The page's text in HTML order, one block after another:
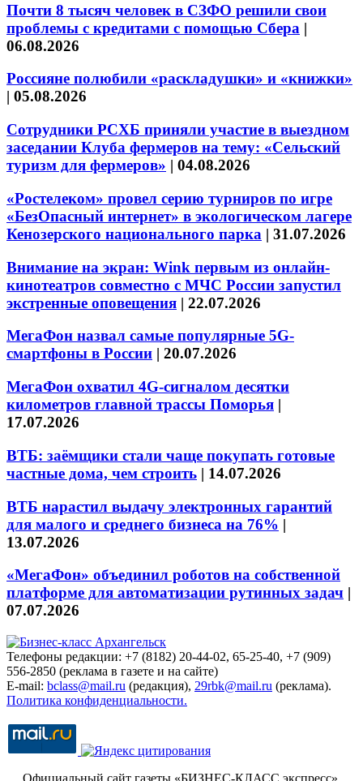
Почти 8 тысяч человек в СЗФО решили свои
проблемы с кредитами с помощью Сбера |
06.08.2026
Россияне полюбили «раскладушки» и «книжки»
| 05.08.2026
Сотрудники РСХБ приняли участие в выездном
заседании Клуба фермеров на тему: «Сельский
туризм для фермеров» | 04.08.2026
«Ростелеком» провел серию турниров по игре
«БезОпасный интернет» в экологическом лагере
Кенозерского национального парка | 31.07.2026
Внимание на экран: Wink первым из онлайн-
кинотеатров совместно с МЧС России запустил
экстренные оповещения | 22.07.2026
МегаФон назвал самые популярные 5G-
смартфоны в России | 20.07.2026
МегаФон охватил 4G-сигналом десятки
километров главной трассы Поморья |
17.07.2026
ВТБ: заёмщики стали чаще покупать готовые
частные дома, чем строить | 14.07.2026
ВТБ нарастил выдачу электронных гарантий
для малого и среднего бизнеса на 76% |
13.07.2026
«МегаФон» объединил роботов на собственной
платформе для автоматизации рутинных задач |
07.07.2026
Телефоны редакции: +7 (8182) 20-44-02, 65-25-40, +7 (909)
556-2850 (реклама в газете и на сайте)
E-mail: bclass@mail.ru (редакция), 29rbk@mail.ru (реклама).
Политика конфиденциальности.
Официальный сайт газеты «БИЗНЕС-КЛАСС экспресс»